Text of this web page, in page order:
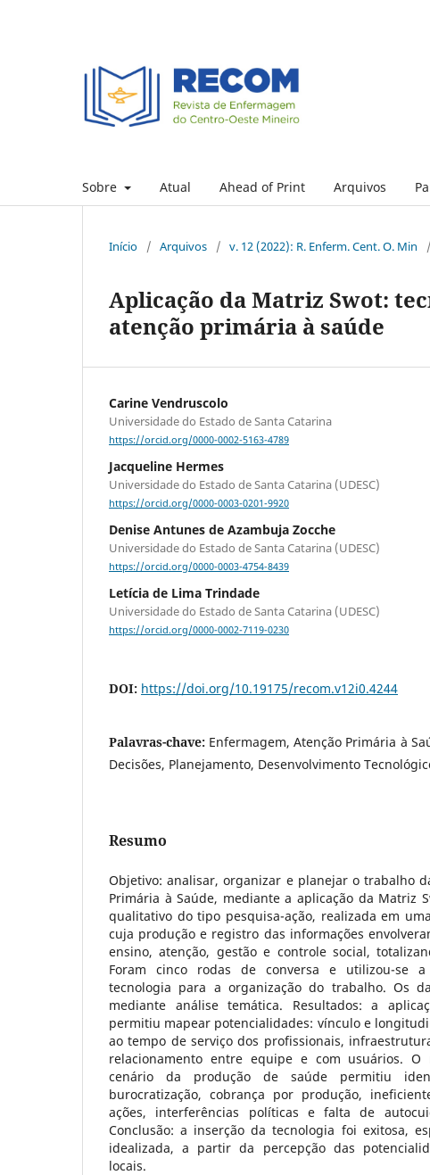
Sobre Atual Ahead of Print Arquivos
Início / Arquivos / v. 12 (2022): R. Enferm. Cent. O. Min /
Aplicação da Matriz Swot:
atenção primária à saúde
Carine Vendruscolo
Universidade do Estado de Santa Catarina
https://orcid.org/0000-0002-5163-4789
Jacqueline Hermes
Universidade do Estado de Santa Catarina (UDESC)
https://orcid.org/0000-0003-0201-9920
Denise Antunes de Azambuja Zocche
Universidade do Estado de Santa Catarina (UDESC)
https://orcid.org/0000-0003-4754-8439
Letícia de Lima Trindade
Universidade do Estado de Santa Catarina (UDESC)
https://orcid.org/0000-0002-7119-0230
DOI: https://doi.org/10.19175/recom.v12i0.4244
Palavras-chave: Enfermagem, Atenção Primária à
Decisões, Planejamento, Desenvolvimento
Resumo
Objetivo: analisar, organizar e planejar o trabalho
Primária à Saúde, mediante a aplicação da Matriz
qualitativo do tipo pesquisa-ação, realizada em
cuja produção e registro das informações
ensino, atenção, gestão e controle social,
Foram cinco rodas de conversa e utilizou-se
tecnologia para a organização do trabalho. Os
mediante análise temática. Resultados: a
permitiu mapear potencialidades: vínculo e
ao tempo de serviço dos profissionais,
relacionamento entre equipe e com usuários. O
cenário da produção de saúde permitiu
burocratização, cobrança por produção,
ações, interferências políticas e falta de
Conclusão: a inserção da tecnologia foi exitosa,
idealizada, a partir da percepção das
locais.